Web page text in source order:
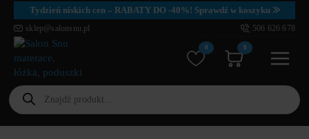
Tydzień niskich cen – RABATY DO -40%! Sprawdź w koszyku ⨠
sklep@salonsnu.pl 506 626 678
Wyszukiwarka
produktów
0 0